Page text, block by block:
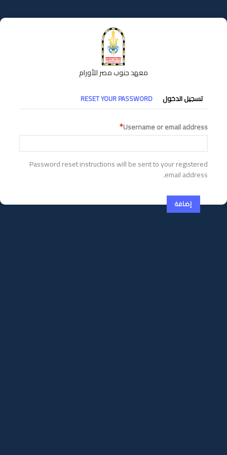
إلى
المحتوى
معهد جنوب مصر للأورام
التبويبات
الأساسية
تسجيل الدخول RESET YOUR PASSWORD
Username or email address
Password reset instructions will be sent to your registered
email address.